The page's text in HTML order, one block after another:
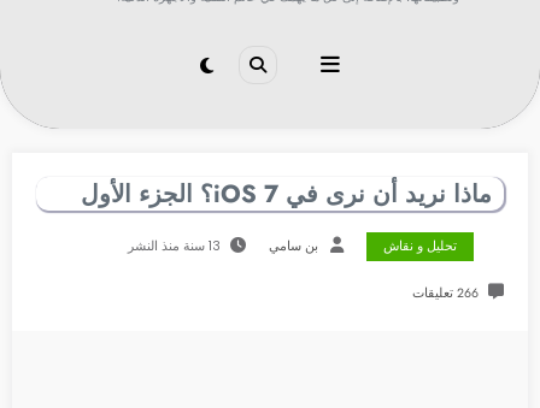
ماذا نريد أن نرى في iOS 7؟ الجزء الأول
تحليل و نقاش بن سامي 13 سنة منذ النشر
266 تعليقات